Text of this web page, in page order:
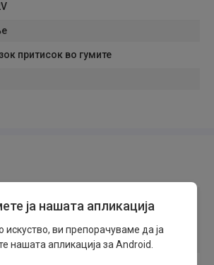
притисок во гумите
ја нашата апликација
искуство, ви препорачуваме да ја
нашата апликација за Android.